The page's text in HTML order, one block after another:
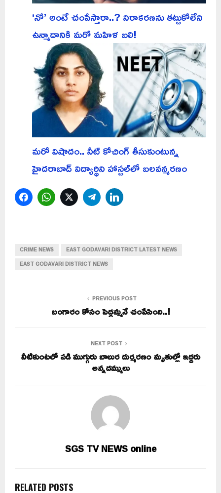
‘నో’ అంటే చంపేస్తారా..? నిరాకరణను తట్టుకోలేని
ఉన్మాదానికి మరో మహిళ బలి!
మరో విషాదం.. నీట్ కోచింగ్ తీసుకుంటున్న
హైదరాబాద్ విద్యార్థిని హాస్టల్‌లో బలవన్మరణం
FacebookWhatsAppTwitterTelegram
CRIME NEWS
EAST GODAVARI DISTRICT LATEST NEWS
EAST GODAVARI DISTRICT NEWS
PREVIOUS POST
బంగారం కోసం పెద్దమ్మనే చంపేసింది..!
NEXT POST
నీటికుంటలో పడి ముగ్గురు బాలుర దుర్మరణం మృతుల్లో ఇద్దరు
అన్నదమ్ములు
SGS TV NEWS online
RELATED POSTS